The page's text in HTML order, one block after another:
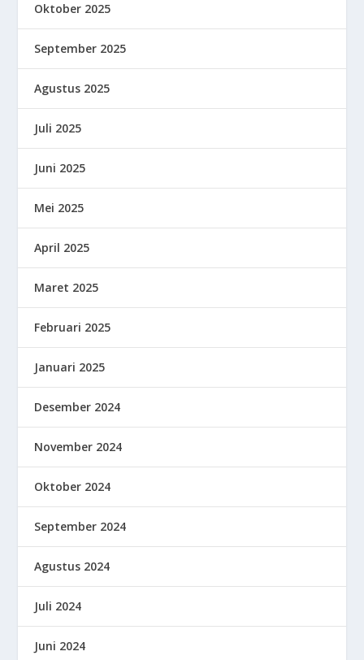
Oktober 2025
September 2025
Agustus 2025
Juli 2025
Juni 2025
Mei 2025
April 2025
Maret 2025
Februari 2025
Januari 2025
Desember 2024
November 2024
Oktober 2024
September 2024
Agustus 2024
Juli 2024
Juni 2024